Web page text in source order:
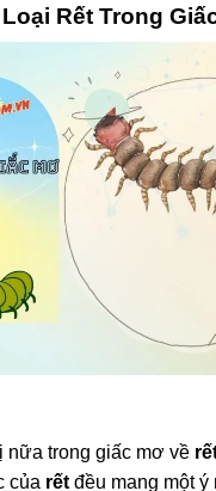
Rết Trong
nữa trong giấc mơ về
của rếtđều mang một ý